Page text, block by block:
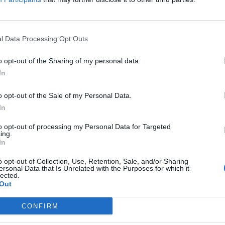
Data Processing Opt Outs
opt-out of the Sharing of my personal data.
opt-out of the Sale of my Personal Data.
opt-out of processing my Personal Data for Targeted
opt-out of Collection, Use, Retention, Sale, and/or Sharing
Data that Is Unrelated with the Purposes for which it
CONFIRM
успешна акција против шверцот со
запленувајќи околу 20 килограми
плажа.
ја транспортирале две засега непознати
Бидејќи заплената е извршена во близина
дека станува збор за меѓународна
против дрога покажуваат дека чистата
милион евра.
ВО Инфлуенсерка во Црна Гора:
дека во малопродажба, по мешањето за